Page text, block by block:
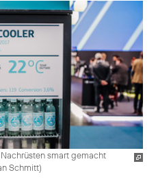
smart gemacht
Schmitt)